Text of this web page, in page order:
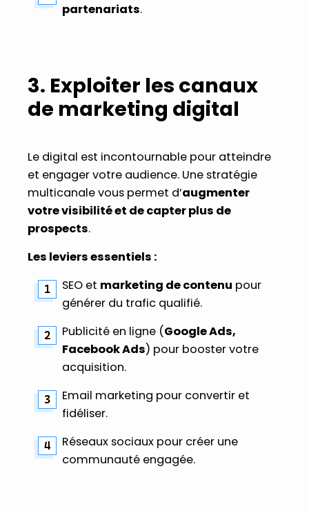
partenariats.
3. Exploiter les canaux
de marketing digital
Le digital est incontournable pour atteindre
et engager votre audience. Une stratégie
multicanale vous permet d’augmenter
votre visibilité et de capter plus de
prospects.
Les leviers essentiels :
SEO et marketing de contenu pour
générer du trafic qualifié.
Publicité en ligne (Google Ads,
Facebook Ads) pour booster votre
acquisition.
Email marketing pour convertir et
fidéliser.
Réseaux sociaux pour créer une
communauté engagée.